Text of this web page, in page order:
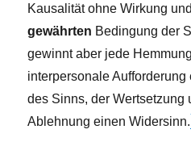
Kausalität ohne Wirkung
gewährten Bedingung der
gewinnt aber jede
interpersonale
des Sinns, der Wertsetzung
Ablehnung einen Widersinn.